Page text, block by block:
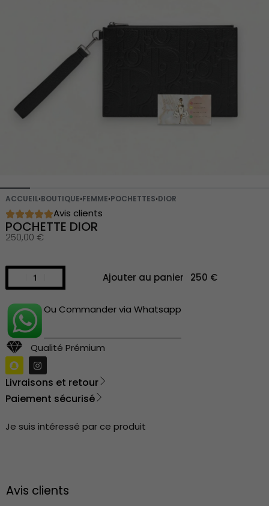
ACCUEIL›BOUTIQUE›FEMME›POCHETTES›DIOR
Avis clients
POCHETTE DIOR
250,00 €
Ajouter au panier
Ou Commander via Whatsapp
Qualité Prémium
Livraisons et retour
Paiement sécurisé
Je suis intéressé par ce produit
Avis clients